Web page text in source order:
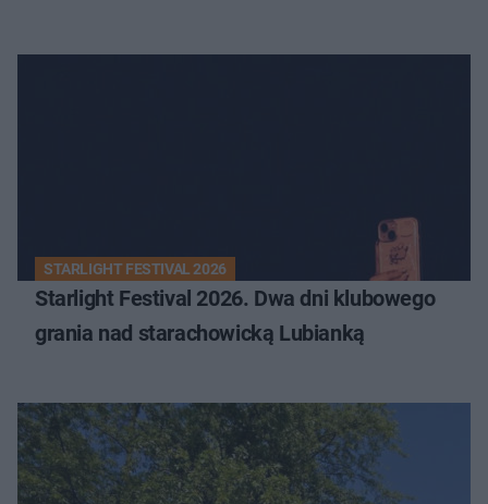
STARLIGHT FESTIVAL 2026
Starlight Festival 2026. Dwa dni klubowego
grania nad starachowicką Lubianką